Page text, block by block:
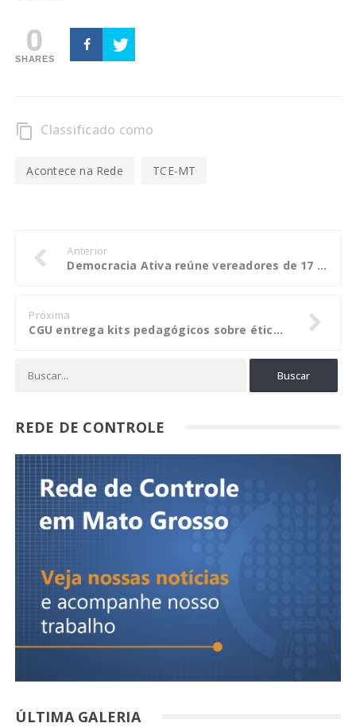
0
SHARES
content_copy Classificado como
Acontece na Rede TCE-MT
Anterior
Democracia Ativa reúne vereadores de 17 municípios em Sinop
Próxima
CGU entrega kits pedagógicos sobre ética e cidadania para estudantes em Mato Grosso
REDE DE CONTROLE
ÚLTIMA GALERIA